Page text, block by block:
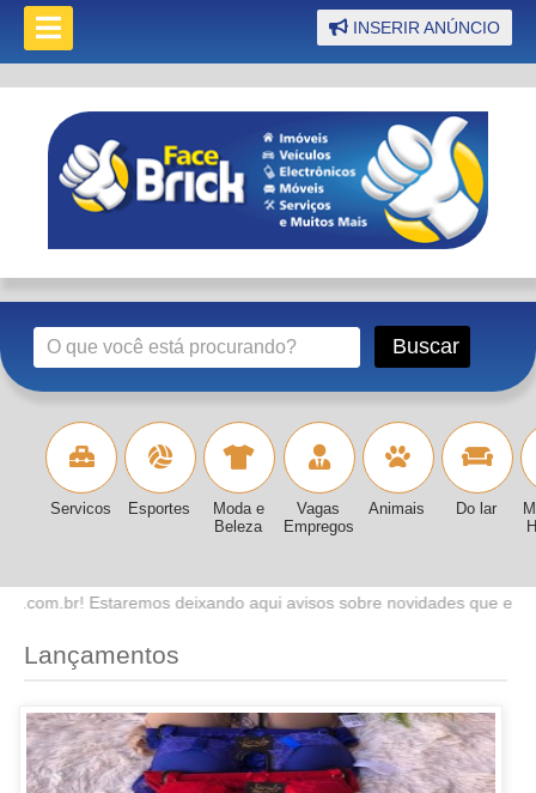
INSERIR ANÚNCIO
Servicos Esportes
Moda e
Beleza
Vagas
Empregos
Animais Do lar
aqui avisos sobre novidades que estaremos lançando no site.
Lançamentos